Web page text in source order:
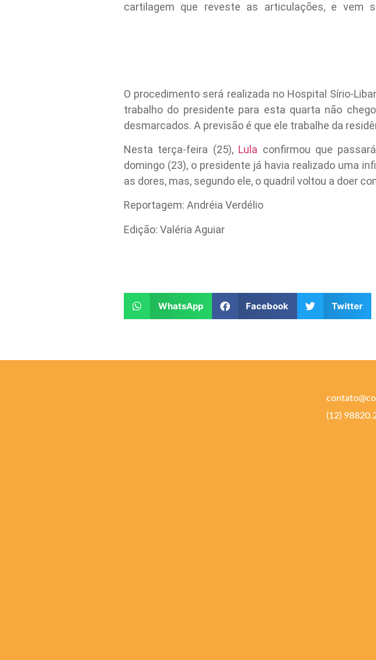
cartilagem que reveste as articulações, e vem
O procedimento será realizada no Hospital Sírio-
trabalho do presidente para esta quarta não
desmarcados. A previsão é que ele trabalhe da
Nesta terça-feira (25), Lula confirmou que
domingo (23), o presidente já havia realizado uma
as dores, mas, segundo ele, o quadril voltou a doer
Reportagem: Andréia Verdélio
Edição: Valéria Aguiar
WhatsApp Facebook Twitter
(12)